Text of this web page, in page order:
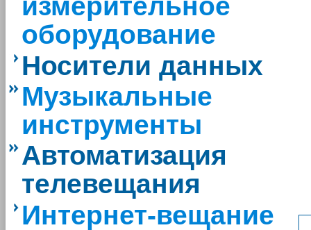
измерительное
оборудование
Носители данных
Музыкальные
инструменты
Автоматизация
телевещания
Интернет-вещание